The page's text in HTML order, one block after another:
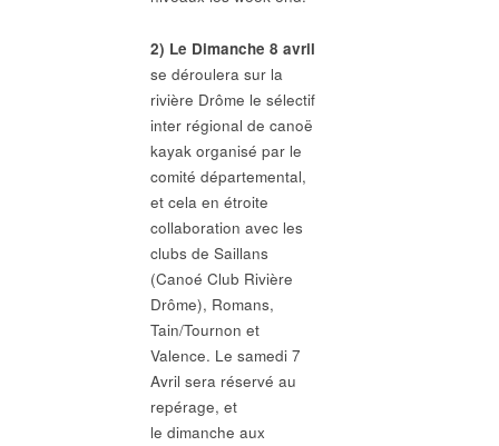
2) Le Dimanche 8 avril
se déroulera sur la
rivière Drôme le sélectif
inter régional de canoë
kayak organisé par le
comité départemental,
et cela en étroite
collaboration avec les
clubs de Saillans
(Canoé Club Rivière
Drôme), Romans,
Tain/Tournon et
Valence. Le samedi 7
Avril sera réservé au
repérage, et
le dimanche aux